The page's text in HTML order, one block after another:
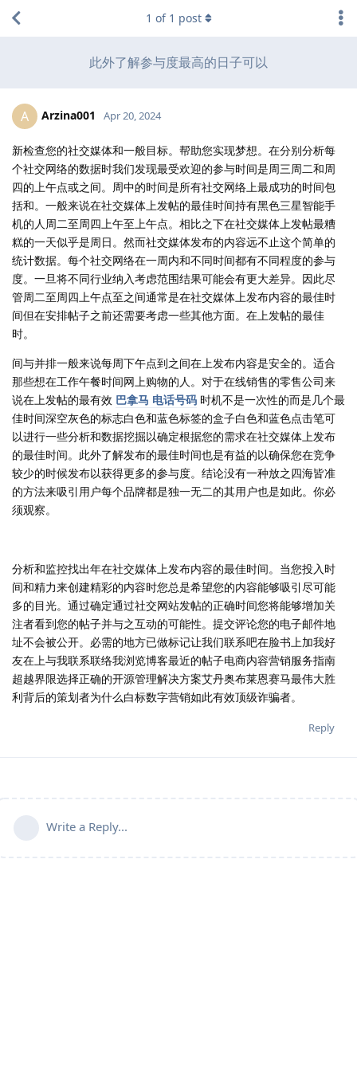
此外了解参与度最高的日子可以
1 of 1 post
A Arzina001 Apr 20, 2024
新检查您的社交媒体和一般目标。帮助您实现梦想。在分别分析每
个社交网络的数据时我们发现最受欢迎的参与时间是周三周二和周
四的上午点或之间。周中的时间是所有社交网络上最成功的时间包
括和。一般来说在社交媒体上发帖的最佳时间持有黑色三星智能手
机的人周二至周四上午至上午点。相比之下在社交媒体上发帖最糟
糕的一天似乎是周日。然而社交媒体发布的内容远不止这个简单的
统计数据。每个社交网络在一周内和不同时间都有不同程度的参与
度。一旦将不同行业纳入考虑范围结果可能会有更大差异。因此尽
管周二至周四上午点至之间通常是在社交媒体上发布内容的最佳时
间但在安排帖子之前还需要考虑一些其他方面。在上发帖的最佳
时。
间与并排一般来说每周下午点到之间在上发布内容是安全的。适合
那些想在工作午餐时间网上购物的人。对于在线销售的零售公司来
说在上发帖的最有效 巴拿马 电话号码 时机不是一次性的而是几个最
佳时间深空灰色的标志白色和蓝色标签的盒子白色和蓝色点击笔可
以进行一些分析和数据挖掘以确定根据您的需求在社交媒体上发布
的最佳时间。此外了解发布的最佳时间也是有益的以确保您在竞争
较少的时候发布以获得更多的参与度。结论没有一种放之四海皆准
的方法来吸引用户每个品牌都是独一无二的其用户也是如此。你必
须观察。
分析和监控找出年在社交媒体上发布内容的最佳时间。当您投入时
间和精力来创建精彩的内容时您总是希望您的内容能够吸引尽可能
多的目光。通过确定通过社交网站发帖的正确时间您将能够增加关
注者看到您的帖子并与之互动的可能性。提交评论您的电子邮件地
址不会被公开。必需的地方已做标记让我们联系吧在脸书上加我好
友在上与我联系联络我浏览博客最近的帖子电商内容营销服务指南
超越界限选择正确的开源管理解决方案艾丹奥布莱恩赛马最伟大胜
利背后的策划者为什么白标数字营销如此有效顶级诈骗者。
Reply
Write a Reply...